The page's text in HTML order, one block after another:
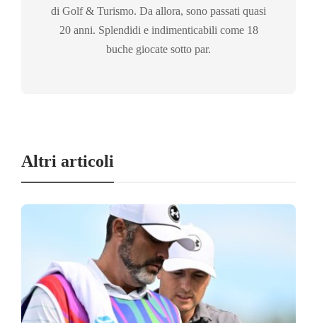
di Golf & Turismo. Da allora, sono passati quasi
20 anni. Splendidi e indimenticabili come 18
buche giocate sotto par.
Altri articoli